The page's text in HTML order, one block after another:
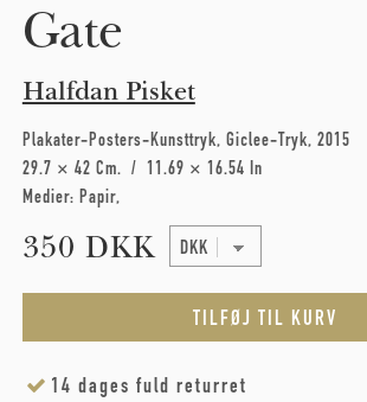
Gate
Halfdan Pisket
Plakater-Posters-Kunsttryk Giclee-Tryk 2015
29.7 × 42 Cm
11.69 × 16.54 In
Medier: Papir
350 DKK
14 dages fuld returret